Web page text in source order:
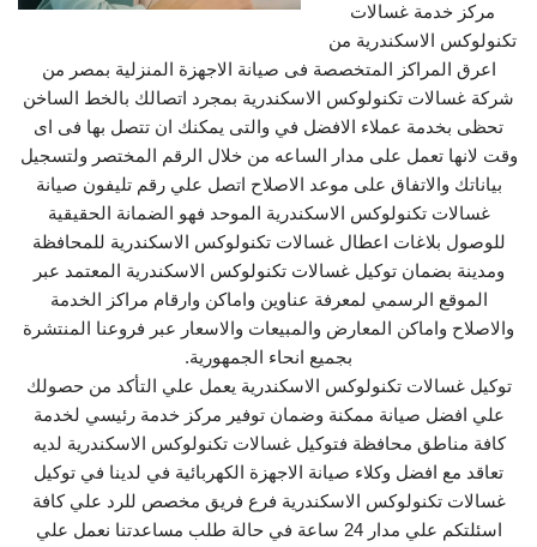
مركز خدمة غسالات
تكنولوكس الاسكندرية من
اعرق المراكز المتخصصة فى صيانة الاجهزة المنزلية بمصر من
شركة غسالات تكنولوكس الاسكندرية بمجرد اتصالك بالخط الساخن
تحظى بخدمة عملاء الافضل في والتى يمكنك ان تتصل بها فى اى
وقت لانها تعمل على مدار الساعه من خلال الرقم المختصر ولتسجيل
بياناتك والاتفاق على موعد الاصلاح اتصل علي رقم تليفون صيانة
غسالات تكنولوكس الاسكندرية الموحد فهو الضمانة الحقيقية
للوصول بلاغات اعطال غسالات تكنولوكس الاسكندرية للمحافظة
ومدينة بضمان توكيل غسالات تكنولوكس الاسكندرية المعتمد عبر
الموقع الرسمي لمعرفة عناوين واماكن وارقام مراكز الخدمة
والاصلاح واماكن المعارض والمبيعات والاسعار عبر فروعنا المنتشرة
بجميع انحاء الجمهورية.
توكيل غسالات تكنولوكس الاسكندرية يعمل علي التأكد من حصولك
علي افضل صيانة ممكنة وضمان توفير مركز خدمة رئيسي لخدمة
كافة مناطق محافظة فتوكيل غسالات تكنولوكس الاسكندرية لديه
تعاقد مع افضل وكلاء صيانة الاجهزة الكهربائية في لدينا في توكيل
غسالات تكنولوكس الاسكندرية فرع فريق مخصص للرد علي كافة
اسئلتكم علي مدار 24 ساعة في حالة طلب مساعدتنا نعمل علي